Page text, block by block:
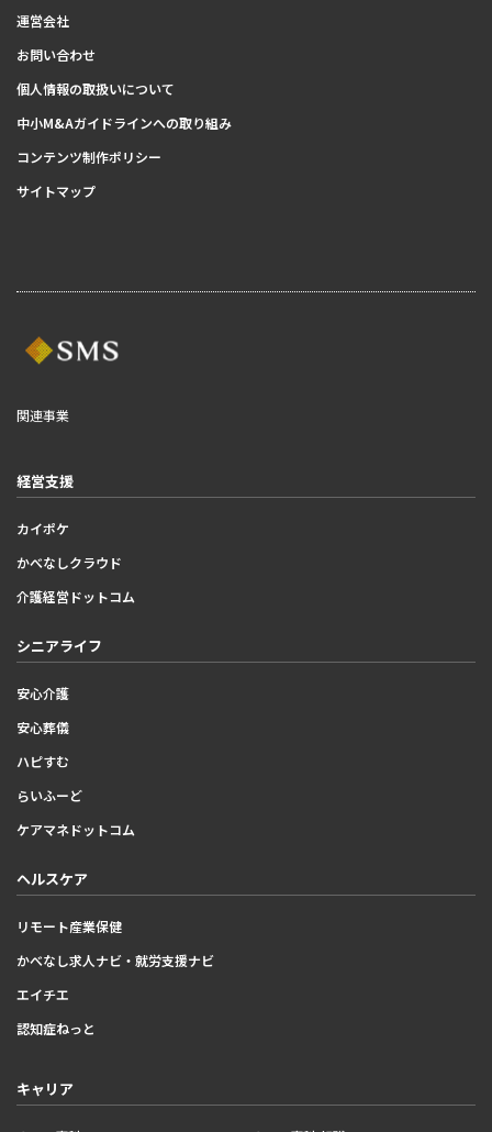
運営会社
お問い合わせ
個人情報の取扱いについて
中小M&Aガイドラインへの取り組み
コンテンツ制作ポリシー
サイトマップ
関連事業
経営支援
カイポケ
かべなしクラウド
介護経営ドットコム
シニアライフ
安心介護
安心葬儀
ハピすむ
らいふーど
ケアマネドットコム
ヘルスケア
リモート産業保健
かべなし求人ナビ・就労支援ナビ
エイチエ
認知症ねっと
キャリア